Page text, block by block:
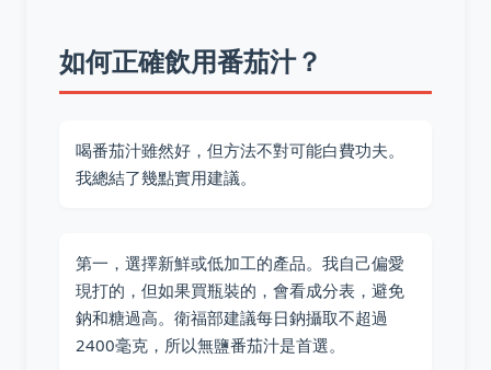
如何正確飲用番茄汁？
喝番茄汁雖然好，但方法不對可能白費功夫。
我總結了幾點實用建議。
第一，選擇新鮮或低加工的產品。我自己偏愛
現打的，但如果買瓶裝的，會看成分表，避免
鈉和糖過高。衛福部建議每日鈉攝取不超過
2400毫克，所以無鹽番茄汁是首選。